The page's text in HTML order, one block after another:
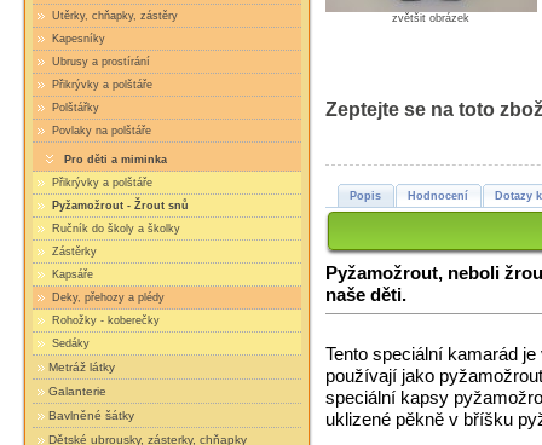
Utěrky, chňapky, zástěry
Kapesníky
Ubrusy a prostírání
Přikrývky a polštáře
Polštářky
Povlaky na polštáře
Pro děti a miminka
Přikrývky a polštáře
Pyžamožrout - Žrout snů
Ručník do školy a školky
Zástěrky
Kapsáře
Deky, přehozy a plédy
Rohožky - koberečky
Sedáky
Metráž látky
Galanterie
Bavlněné šátky
Dětské ubrousky, zásterky, chňapky
zvětšit obrázek
Zeptejte se na toto
Popis Hodnocení Dotazy
Pyžamožrout, neboli
naše děti.
Tento speciální kamarád
používají jako
speciální kapsy
uklizené pěkně v bříšku